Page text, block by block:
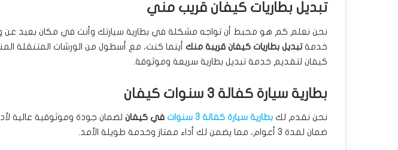
تبديل بطاريات كيفان قريب مني
نحن نعلم كم هو محبط أن تواجه مشكلة في بطارية سيارتك وأنت في مكان بعيد عن
خدمةتبديل بطاريات كيفان قريبة منك أينما كنت، مع أسطول من الورشات المتنقلة
كيفان لتقديم خدمة تبديل بطارية سريعة وموثوقة.
بطارية سيارة كفالة 3 سنوات كيفان
نحن نقدم لك بطارية سيارة كفالة 3 سنوات في كيفان لضمان جودة وموثوقية عالية
ضمان لمدة 3 أعوام، مما يضمن لك أداء ممتاز وخدمة طويلة الأمد.